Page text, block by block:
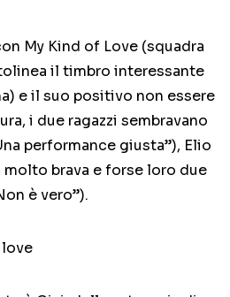
My Kind of Love (squadra
il timbro interessante
e il suo positivo non essere
i due ragazzi sembravano
performance giusta”), Elio
molto brava e forse loro due
è vero”).